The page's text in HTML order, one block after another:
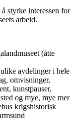
styrke interessen for
arbeid.
(åtte
avdelinger i hele
omvisninger,
kunstpauser,
og mye, mye mer
krigshistorisk